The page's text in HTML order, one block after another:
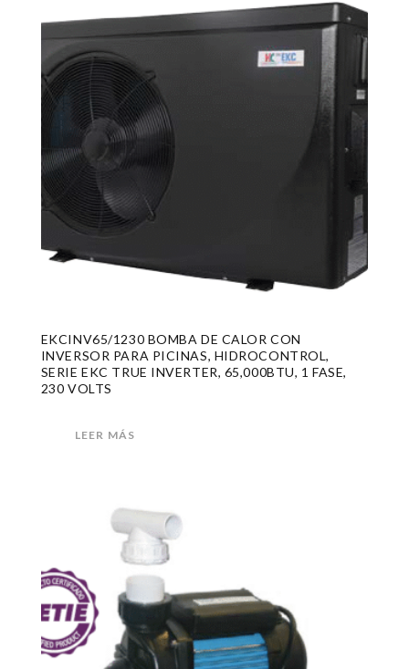
EKCINV65/1230 BOMBA DE CALOR CON
INVERSOR PARA PICINAS, HIDROCONTROL,
SERIE EKC TRUE INVERTER, 65,000BTU, 1 FASE,
230 VOLTS
LEER MÁS